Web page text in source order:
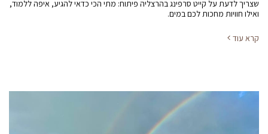
שצריך לדעת על קייט סרפינג בהרצליה פיתוח: מתי הכי כדאי להגיע, איפה ללמוד,
ואילו חוויות מחכות לכם במים.
קרא עוד